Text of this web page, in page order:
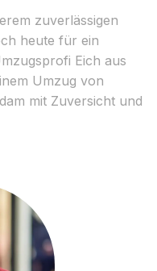
zuverlässigen
heute für ein
Eich aus
Umzug von
mit Zuversicht und